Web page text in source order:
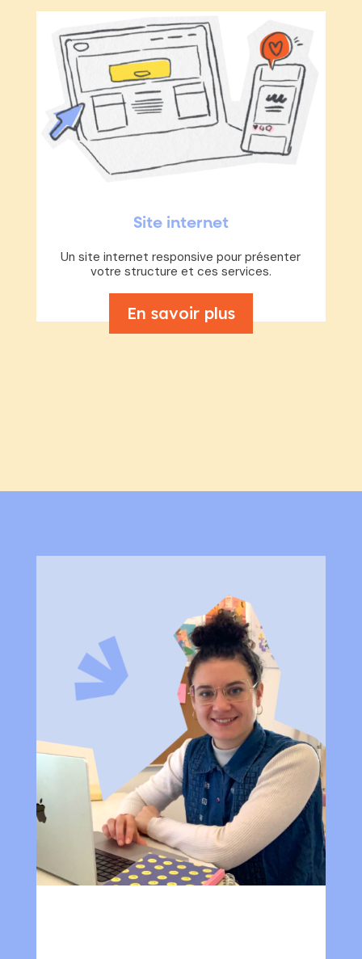
Site internet
Un site internet responsive pour présenter
votre structure et ces services.
En savoir plus